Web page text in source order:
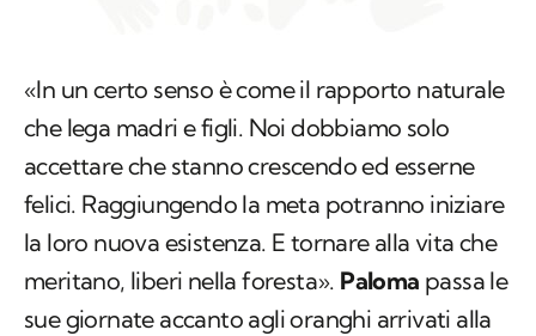
«In un certo senso è come il rapporto naturale
che lega madri e figli. Noi dobbiamo solo
accettare che stanno crescendo ed esserne
felici. Raggiungendo la meta potranno iniziare
la loro nuova esistenza. E tornare alla vita che
meritano, liberi nella foresta». Paloma passa le
sue giornate accanto agli oranghi arrivati alla